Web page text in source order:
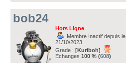
bob24
Hors Ligne
Membre Inactif depuis le
21/10/2023
Grade : [Kuriboh]
Echanges 100 % (608)